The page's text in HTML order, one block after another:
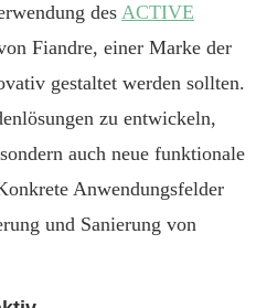
des ACTIVE
Fiandre, einer Marke der
gestaltet werden sollten.
zu entwickeln,
auch neue funktionale
Anwendungsfelder
und Sanierung von